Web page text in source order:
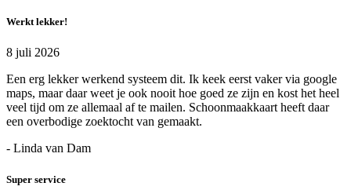
Werkt lekker!
8 juli 2026
Een erg lekker werkend systeem dit. Ik keek eerst vaker via google
maps, maar daar weet je ook nooit hoe goed ze zijn en kost het heel
veel tijd om ze allemaal af te mailen. Schoonmaakkaart heeft daar
een overbodige zoektocht van gemaakt.
- Linda van Dam
Super service